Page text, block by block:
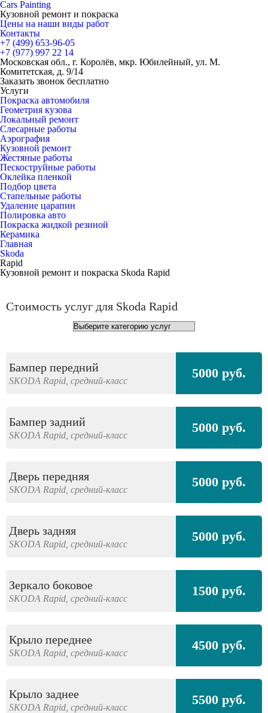
Cars Painting
Кузовной ремонт и покраска
Цены на наши виды работ
Контакты
+7 (499) 653-96-05
+7 (977) 997 22 14
Московская обл., г. Королёв, мкр. Юбилейный, ул. М.
Комитетская, д. 9/14
Заказать звонок бесплатно
Услуги
Покраска автомобиля
Геометрия кузова
Локальный ремонт
Слесарные работы
Аэрография
Кузовной ремонт
Жестяные работы
Пескоструйные работы
Оклейка пленкой
Подбор цвета
Стапельные работы
Удаление царапин
Полировка авто
Покраска жидкой резиной
Керамика
Главная
Skoda
Rapid
Кузовной ремонт и покраска Skoda Rapid
Стоимость услуг для Skoda Rapid
Бампер передний
SKODA Rapid, средний-класс 5000 руб.
Бампер задний
SKODA Rapid, средний-класс 5000 руб.
Дверь передняя
SKODA Rapid, средний-класс 5000 руб.
Дверь задняя
SKODA Rapid, средний-класс 5000 руб.
Зеркало боковое
SKODA Rapid, средний-класс 1500 руб.
Крыло переднее
SKODA Rapid, средний-класс 4500 руб.
Крыло заднее
SKODA Rapid, средний-класс 5500 руб.